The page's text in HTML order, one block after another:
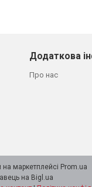
Додаткова
Про нас
на маркетплейсі Prom.ua
на Bigl.ua